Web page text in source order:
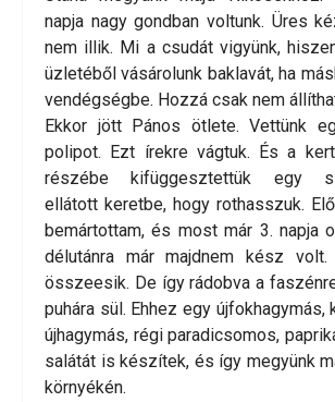
napja nagy gondban voltunk. Üres
nem illik. Mi a csudát vigyünk,
üzletéből vásárolunk baklavát, ha
vendégségbe. Hozzá csak nem
Ekkor jött Pános ötlete. Vettünk
polipot. Ezt írekre vágtuk. És a
részébe kifüggesztettük egy
ellátott keretbe, hogy rothasszuk.
bemártottam, és most már 3. napja
délutánra már majdnem kész
összeesik. De így rádobva a
puhára sül. Ehhez egy újfokhagymás,
újhagymás, régi paradicsomos,
salátát is készítek, és így megyünk
környékén.